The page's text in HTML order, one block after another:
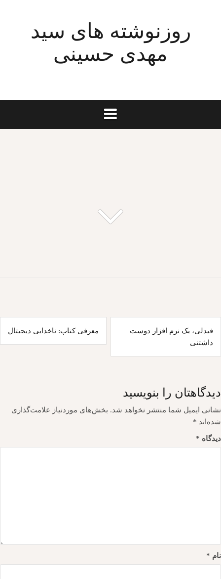
روزنوشته های سید
مهدی حسینی
راهبری
نوشته
فیدلی، یک نرم افزار دوست
داشتنی
معرفی کتاب: ناخدایی دیجیتال
دیدگاهتان را بنویسید
نشانی ایمیل شما منتشر نخواهد شد. بخش‌های موردنیاز علامت‌گذاری
شده‌اند *
دیدگاه *
نام *